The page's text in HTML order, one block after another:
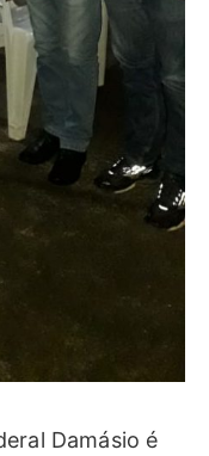
Damásio é